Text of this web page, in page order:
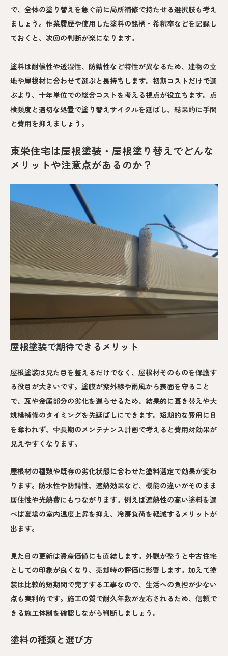
で、全体の塗り替えを急ぐ前に局所補修で持たせる選択肢も考え
ましょう。作業履歴や使用した塗料の銘柄・希釈率などを記録し
ておくと、次回の判断が楽になります。
塗料は耐候性や透湿性、防錆性など特性が異なるため、建物の立
地や屋根材に合わせて選ぶと長持ちします。初期コストだけで選
ぶより、十年単位での総合コストを考える視点が役立ちます。点
検頻度と適切な処置で塗り替えサイクルを延ばし、結果的に手間
と費用を抑えましょう。
東栄住宅は屋根塗装・屋根塗り替えでどんな
メリットや注意点があるのか？
屋根塗装で期待できるメリット
屋根塗装は見た目を整えるだけでなく、屋根材そのものを保護す
る役目が大きいです。塗膜が紫外線や雨風から表面を守ること
で、瓦や金属部分の劣化を遅らせるため、結果的に葺き替えや大
規模補修のタイミングを先延ばしにできます。短期的な費用に目
を奪われず、中長期のメンテナンス計画で考えると費用対効果が
見えやすくなります。
屋根材の種類や既存の劣化状態に合わせた塗料選定で効果が変わ
ります。防水性や防錆性、遮熱効果など、機能の違いがそのまま
居住性や光熱費にもつながります。例えば遮熱性の高い塗料を選
べば夏場の室内温度上昇を抑え、冷房負荷を軽減するメリットが
出ます。
見た目の更新は資産価値にも直結します。外観が整うと中古住宅
としての印象が良くなり、売却時の評価に影響します。加えて塗
装は比較的短期間で完了する工事なので、生活への負担が少ない
点も実利的です。施工の質で耐久年数が左右されるため、信頼で
きる施工体制を確認しながら判断しましょう。
塗料の種類と選び方